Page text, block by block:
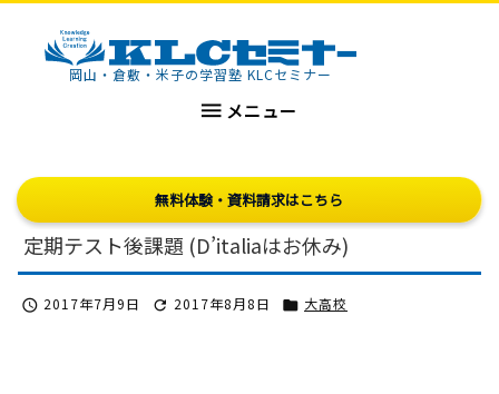
KLCセミナー岡山・倉敷・米子の学習塾 KLCセミナー
 メニュー
無料体験・資料請求はこちら
定期テスト後課題 (D’italiaはお休み)
 2017年7月9日  2017年8月8日  大高校